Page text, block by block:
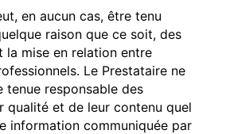
en aucun cas, être tenu
raison que ce soit, des
la mise en relation entre
Le Prestataire ne
tenue responsable des
qualité et de leur contenu quel
information communiquée par